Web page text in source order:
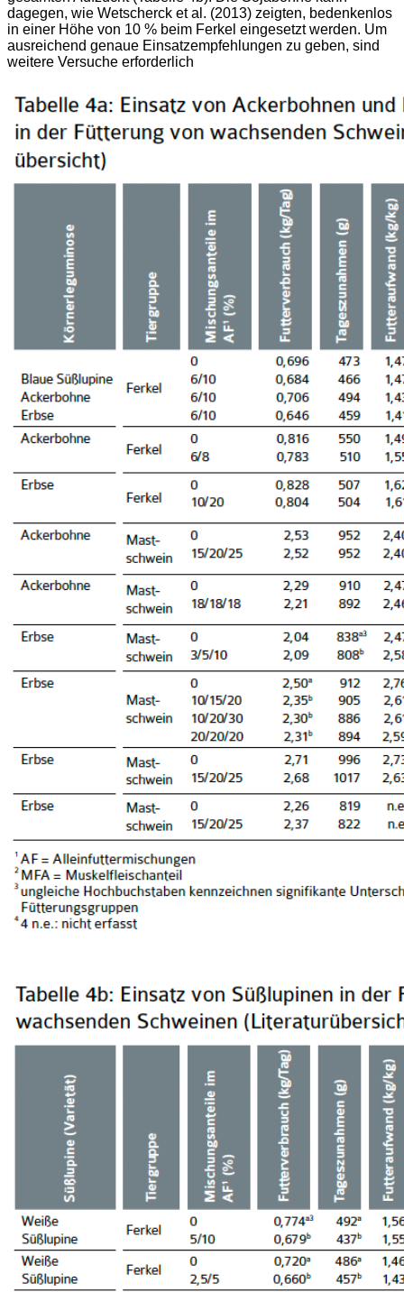
dagegen, wie Wetscherck et al. (2013) zeigten, bedenkenlos
in einer Höhe von 10 % beim Ferkel eingesetztwerden. Um
ausreichend genaue Einsatzempfehlungen zu geben, sind
weitere Versuche erforderlich